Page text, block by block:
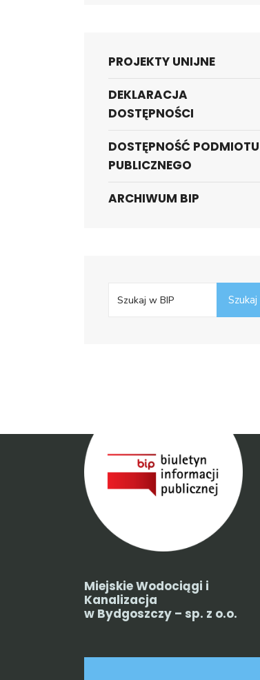
PROJEKTY UNIJNE
DEKLARACJA
DOSTĘPNOŚCI
DOSTĘPNOŚĆ PODMIOTU
PUBLICZNEGO
ARCHIWUM BIP
Szukaj
Miejskie Wodociągi i
Kanalizacja
w Bydgoszczy – sp. z o.o.